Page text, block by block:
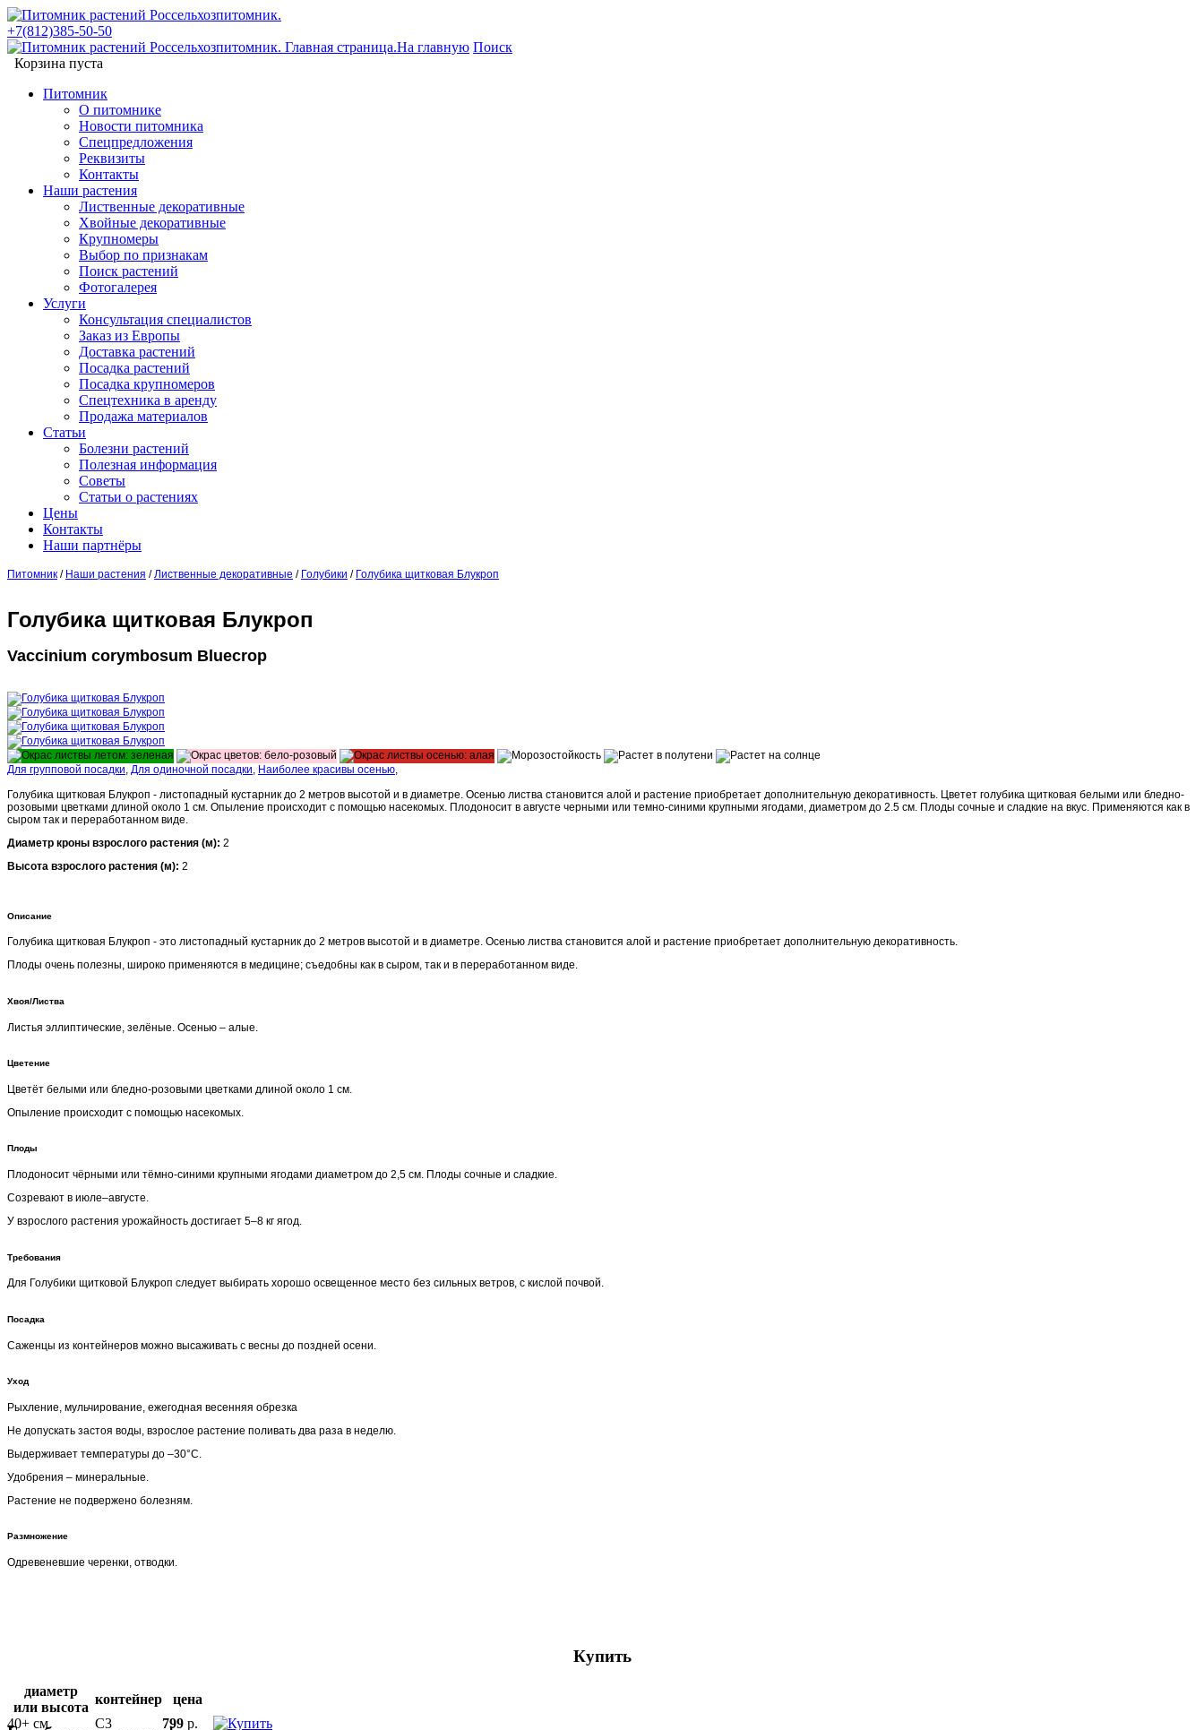
+7(812)385-50-50
На главную Поиск
Корзина пуста
Питомник
О питомнике
Новости питомника
Спецпредложения
Реквизиты
Контакты
Наши растения
Лиственные декоративные
Хвойные декоративные
Крупномеры
Выбор по признакам
Поиск растений
Фотогалерея
Услуги
Консультация специалистов
Заказ из Европы
Доставка растений
Посадка растений
Посадка крупномеров
Спецтехника в аренду
Продажа материалов
Статьи
Болезни растений
Полезная информация
Советы
Статьи о растениях
Цены
Контакты
Наши партнёры
Питомник / Наши растения /Лиственные декоративные / Голубики / Голубика щитковая Блукроп
Голубика щитковая Блукроп
Vaccinium corymbosum Bluecrop
Для групповой посадки, Для одиночной посадки, Наиболее красивы осенью,
Голубика щитковая Блукроп - листопадный кустарник до 2 метров высотой и в диаметре. Осенью листва становится алой и растение приобретает дополнительную декоративность. Цветет голубика щитковая белыми или бледно-
розовыми цветками длиной около 1 см. Опыление происходит с помощью насекомых. Плодоносит в августе черными или темно-синими крупными ягодами, диаметром до 2.5 см. Плоды сочные и сладкие на вкус. Применяются как в
сыром так и переработанном виде.
Диаметр кроны взрослого растения (м): 2
Высота взрослого растения (м): 2
Описание
Голубика щитковая Блукроп - это листопадный кустарник до 2 метров высотой и в диаметре. Осенью листва становится алой и растение приобретает дополнительную декоративность.
Плоды очень полезны, широко применяются в медицине; съедобны как в сыром, так и в переработанном виде.
Хвоя/Листва
Листья эллиптические, зелёные. Осенью – алые.
Цветение
Цветёт белыми или бледно-розовыми цветками длиной около 1 см.
Опыление происходит с помощью насекомых.
Плоды
Плодоносит чёрными или тёмно-синими крупными ягодами диаметром до 2,5 см. Плоды сочные и сладкие.
Созревают в июле–августе.
У взрослого растения урожайность достигает 5–8 кг ягод.
Требования
Для Голубики щитковой Блукроп следует выбирать хорошо освещенное место без сильных ветров, с кислой почвой.
Посадка
Саженцы из контейнеров можно высаживать с весны до поздней осени.
Уход
Рыхление, мульчирование, ежегодная весенняя обрезка
Не допускать застоя воды, взрослое растение поливать два раза в неделю.
Выдерживает температуры до –30°С.
Удобрения – минеральные.
Растение не подвержено болезням.
Размножение
Одревеневшие черенки, отводки.
Купить
диаметр
или высота
контейнер
цена
40+ см
С3 799 р.